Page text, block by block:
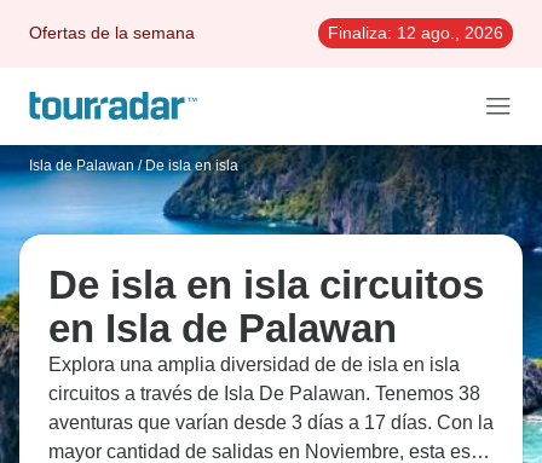
Ofertas de la semana Finaliza: 12 ago., 2026
Isla de Palawan / De isla en isla
De isla en isla circuitos
en Isla de Palawan
Explora una amplia diversidad de de isla en isla
circuitos a través de Isla De Palawan. Tenemos 38
aventuras que varían desde 3 días a 17 días. Con la
mayor cantidad de salidas en Noviembre, esta es